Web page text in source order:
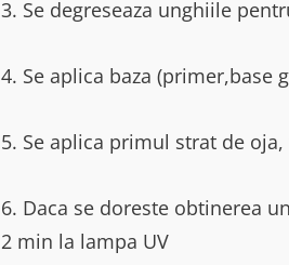
3. Se degreseaza unghiile
4. Se aplica baza (primer,base
5. Se aplica primul strat de
6. Daca se doreste obtinerea
2 min la lampa UV